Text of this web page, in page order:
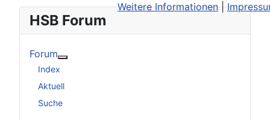
HSB Forum
Forum
Index
Aktuell
Suche
Weitere Informationen|